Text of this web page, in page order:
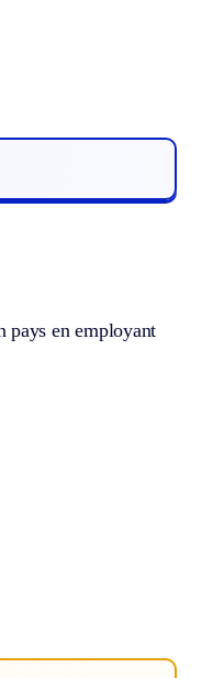
pays en employant